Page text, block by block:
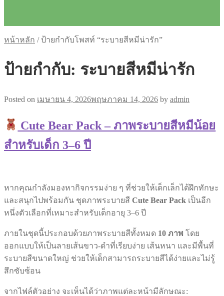
หน้าหลัก / ป้ายกำกับโพสท์ “ระบายสีหมีน่ารัก”
ป้ายกำกับ: ระบายสีหมีน่ารัก
Posted on เมษายน 4, 2026พฤษภาคม 14, 2026 by admin
Cute Bear Pack – ภาพระบายสีหมีน้อย
สำหรับเด็ก 3–6 ปี
หากคุณกำลังมองหากิจกรรมง่าย ๆ ที่ช่วยให้เด็กเล็กได้ฝึกทักษะ
และสนุกไปพร้อมกัน ชุดภาพระบายสี Cute Bear Pack เป็นอีก
หนึ่งตัวเลือกที่เหมาะสำหรับเด็กอายุ 3–6 ปี
ภายในชุดนี้ประกอบด้วยภาพระบายสีทั้งหมด 10 ภาพ โดย
ออกแบบให้เป็นลายเส้นขาว-ดำที่เรียบง่าย เส้นหนา และมีพื้นที่
ระบายสีขนาดใหญ่ ช่วยให้เด็กสามารถระบายสีได้ง่ายและไม่รู้
สึกซับซ้อน
จากไฟล์ตัวอย่าง จะเห็นได้ว่าภาพแต่ละหน้ามีลักษณะ: